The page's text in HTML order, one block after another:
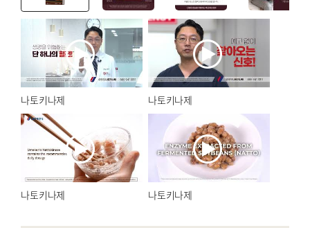
나토키나제 나토키나제
나토키나제 나토키나제
쿠폰
최대 10%
할인 쿠폰
온라인 전용
특별한
프로모션
myUmeken
Point
캐쉬백 할인
회원가입
웰빙제품
화장품 / 뷰티
청정공기 & 육각수
침구류
고국선물
특등한우